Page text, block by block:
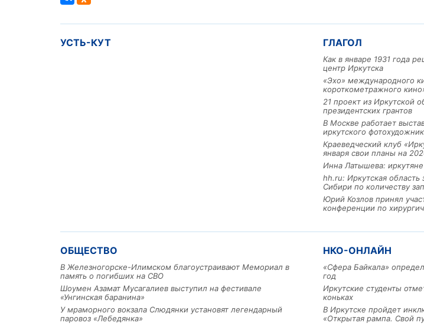
УСТЬ-КУТ ГЛАГОЛ
Как в январе 1931 года
центр Иркутска
«Эхо» международного
короткометражного
21 проект из Иркутской
президентских грантов
В Москве работает
иркутского
Краеведческий клуб
января свои планы на
Инна Латышева:
hh.ru: Иркутская область
Сибири по количеству
Юрий Козлов принял
конференции по
ОБЩЕСТВО
В Железногорске-Илимском благоустраивают Мемориал в
память о погибших на СВО
Шоумен Азамат Мусагалиев выступил на фестивале
«Унгинская баранина»
У мраморного вокзала Слюдянки установят легендарный
паровоз «Лебедянка»
НКО-ОНЛАЙН
«Сфера Байкала»
год
Иркутские студенты
коньках
В Иркутске пройдет
«Открытая рампа. Свой